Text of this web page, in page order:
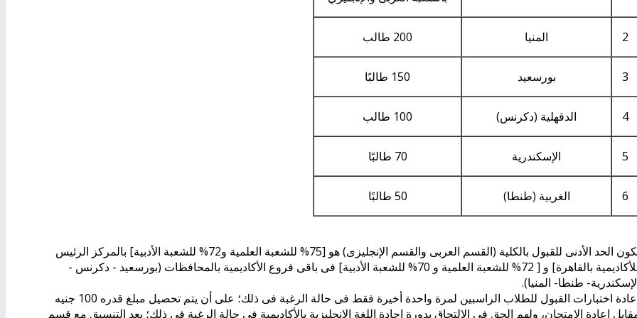
2 المنيا 200 طالب
3 بورسعيد 150 طالبًا
4 الدقهلية (دكرنس) 100 طالب
5 الإسكندرية 70 طالبًا
6 الغربية (طنطا) 50 طالبًا
يكون الحد الأدنى للقبول بالكلية (القسم العربى والقسم الإنجليزى) هو [75% للشعبة العلمية و72% للشعبة الأدبية] بالمركز الرئيس
للأكاديمية بالقاهرة] و [ 72% للشعبة العلمية و 70% للشعبة الأدبية] فى باقى فروع الأكاديمية بالمحافظات (بورسعيد - دكرنس -
طنطا- المنيا).
إعادة اختبارات القبول للطلاب الراسبين لمرة واحدة أخيرة فقط فى حالة الرغبة فى ذلك؛ على أن يتم تحصيل مبلغ قدره 100 جنيه
إعادة الامتحان، ولهم الحق فى الالتحاق بدورة إجادة اللغة الإنجليزية بالأكاديمية فى حالة الرغبة فى ذلك؛ بعد التنسيق مع قسم